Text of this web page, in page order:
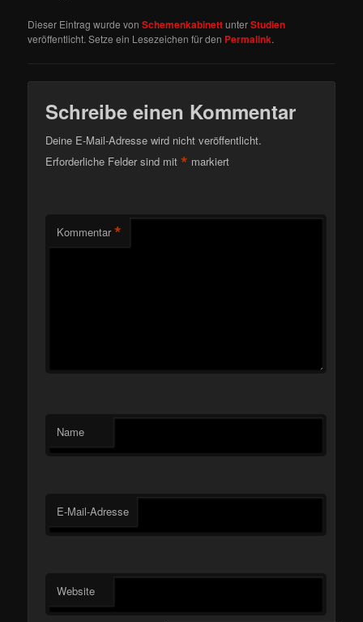
Dieser Eintrag wurde vonSchemenkabinettunterStudien
veröffentlicht. Setze ein Lesezeichen für den Permalink.
Schreibe einen Kommentar
Deine E-Mail-Adresse wird nicht veröffentlicht.
Erforderliche Felder sind mit* markiert
Kommentar *
Name
E-Mail-Adresse
Website